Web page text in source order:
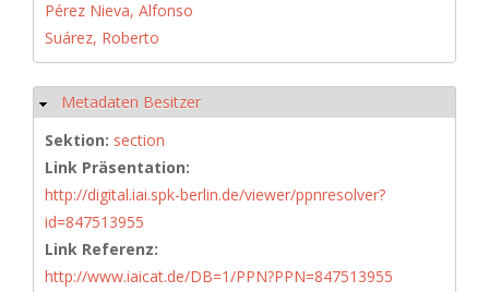
Pérez Nieva, Alfonso
Suárez, Roberto
Ausblenden
Metadaten Besitzer
Sektion: section
Link Präsentation:
http://digital.iai.spk-berlin.de/viewer/ppnresolver?
id=847513955
Link Referenz:
http://www.iaicat.de/DB=1/PPN?PPN=847513955